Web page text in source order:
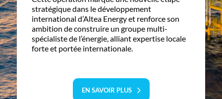
stratégique dans le développement
international d’Altea Energy et renforce son
ambition de construire un groupe multi-
spécialiste de l’énergie, alliant expertise locale
forte et portée internationale.
EN SAVOIR PLUS